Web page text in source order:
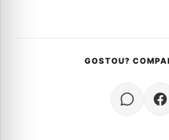
GOSTOU?